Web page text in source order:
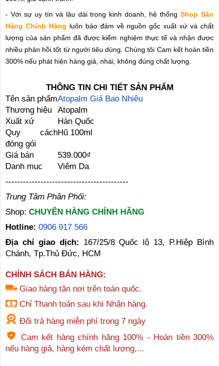
- Với sự uy tín và lâu dài trong kinh doanh, hệ thốngShop Săn
Hàng Chính Hãng luôn bảo đảm về nguồn gốc xuất xứ và chất
lượng của sản phẩm đã được kiểm nghiệm thực tế và nhận được
nhiều phản hồi tốt từ người tiêu dùng. Chúng tôi Cam kết hoàn tiền
300% nếu phát hiện hàng giả, nhái, không đúng chất lượng.
THÔNG TIN CHI TIẾT SẢN PHẨM
Tên sản phẩmAtopalm Giá Bao Nhiêu
Thương hiệu
Atopalm
Xuất xứ
Hàn Quốc
Quy cách
đóng gói
Hũ 100ml
Giá bán
539.000₫
Danh mục
Viêm Da
------------------------------------------
Trung Tâm Phân Phối:
Shop: CHUYÊN HÀNG CHÍNH HÃNG
Hotline: 0906 917 566
Địa chỉ giao dịch: 167/25/8 Quốc lộ 13, P.Hiệp Bình
Chánh, Tp.Thủ Đức, HCM
CHÍNH SÁCH BÁN HÀNG:
Giao hàng tận nơi trên toàn quốc.
Chỉ Thanh toán sau khi Nhận hàng.
Đổi trả hàng miễn phí trong 7 ngày
Cam kết hàng chính hãng 100% - Hoàn tiền 300%
nếu hàng giả, hàng kém chất lượng,...